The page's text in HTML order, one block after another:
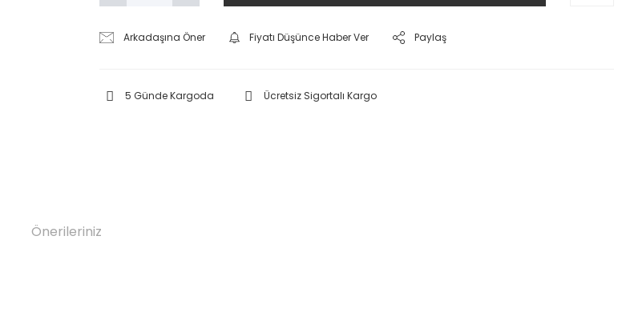
Arkadaşına Öner Fiyatı Düşünce Haber Ver Paylaş
5 Günde Kargoda Ücretsiz Sigortalı Kargo
Önerileriniz